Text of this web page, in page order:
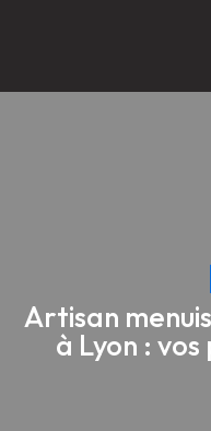
Artisan
à Lyon :